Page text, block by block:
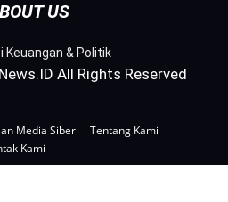
US
Keuangan & Politik
All Rights Reserved
Media Siber
Tentang Kami
Kami